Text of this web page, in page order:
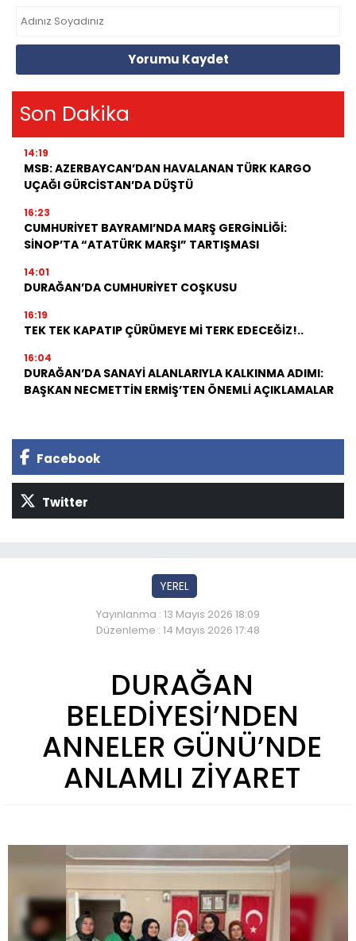
Yorumu Kaydet
Son Dakika
14:19
MSB: AZERBAYCAN’DAN HAVALANAN TÜRK KARGO
UÇAĞI GÜRCİSTAN’DA DÜŞTÜ
16:23
CUMHURİYET BAYRAMI’NDA MARŞ GERGİNLİĞİ:
SİNOP’TA “ATATÜRK MARŞI” TARTIŞMASI
14:01
DURAĞAN’DA CUMHURİYET COŞKUSU
16:19
TEK TEK KAPATIP ÇÜRÜMEYE Mİ TERK EDECEĞİZ!..
16:04
DURAĞAN’DA SANAYİ ALANLARIYLA KALKINMA ADIMI:
BAŞKAN NECMETTİN ERMİŞ’TEN ÖNEMLİ AÇIKLAMALAR
Facebook
Twitter
YEREL
Yayınlanma : 13 Mayıs 2026 18:09
Düzenleme : 14 Mayıs 2026 17:48
DURAĞAN
BELEDİYESİ’NDEN
ANNELER GÜNÜ’NDE
ANLAMLI ZİYARET